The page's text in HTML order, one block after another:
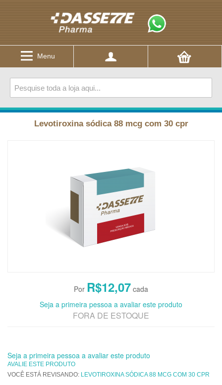
Menu
Levotiroxina sódica 88 mcg com 30 cpr
R$12,07
Seja a primeira pessoa a avaliar este produto
FORA DE ESTOQUE
Seja a primeira pessoa a avaliar este produto
AVALIE ESTE PRODUTO
VOCÊ ESTÁ REVISANDO: LEVOTIROXINA SÓDICA 88 MCG COM 30 CPR